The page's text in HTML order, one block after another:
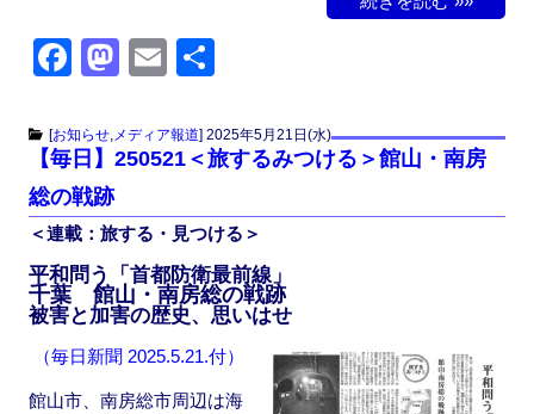
F
c
e
b
o
o
k
M
st
o
d
o
n
E
ail
[お知らせ, メディア報道] 2025年5月21日(水)
【毎日】250521＜旅するみつける＞館山・南房
総の戦跡
＜連載：旅する・見つける＞
平和問う「首都防衛最前線」
千葉 館山・南房総の戦跡
被害と加害の歴史、思いはせ
（毎日新聞 2025.5.21.付）
館山市、南房総市周辺は海